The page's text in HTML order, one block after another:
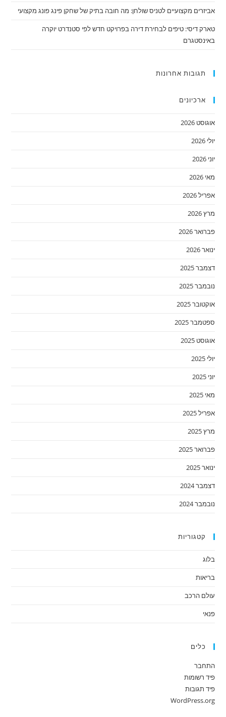
אביזרים מקצועיים לטניס שולחן: מה חובה בתיק של שחקן פינג פונג מקצועי
טארק דיסי: טיפים לבחירת דירה בפרויקט חדש לפי סטנדרט יוקרה
באינסטגרם
תגובות אחרונות
ארכיונים
אוגוסט 2026
יולי 2026
יוני 2026
מאי 2026
אפריל 2026
מרץ 2026
פברואר 2026
ינואר 2026
דצמבר 2025
נובמבר 2025
אוקטובר 2025
ספטמבר 2025
אוגוסט 2025
יולי 2025
יוני 2025
מאי 2025
אפריל 2025
מרץ 2025
פברואר 2025
ינואר 2025
דצמבר 2024
נובמבר 2024
קטגוריות
בלוג
בריאות
עולם הרכב
פנאי
כלים
התחבר
פיד רשומות
פיד תגובות
WordPress.org